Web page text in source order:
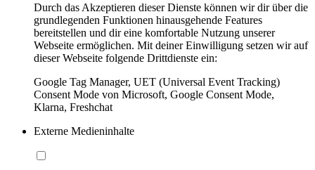
Durch das Akzeptieren dieser Dienste können wir dir über die
grundlegenden Funktionen hinausgehende Features
bereitstellen und dir eine komfortable Nutzung unserer
Webseite ermöglichen. Mit deiner Einwilligung setzen wir auf
dieser Webseite folgende Drittdienste ein:
Google Tag Manager, UET (Universal Event Tracking)
Consent Mode von Microsoft, Google Consent Mode,
Klarna, Freshchat
Externe Medieninhalte